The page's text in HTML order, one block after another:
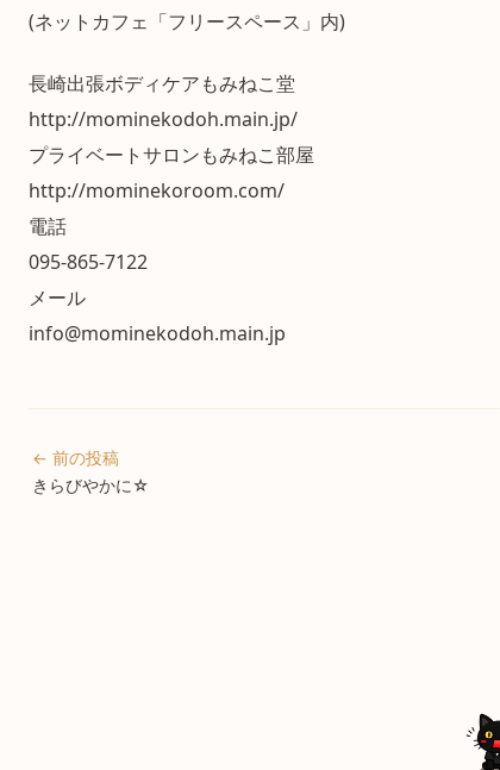
(ネットカフェ「フリースペース」内)
長崎出張ボディケアもみねこ堂
http://mominekodoh.main.jp/
プライベートサロンもみねこ部屋
http://mominekoroom.com/
電話
095-865-7122
メール
info@mominekodoh.main.jp
← 前の投稿
きらびやかに☆